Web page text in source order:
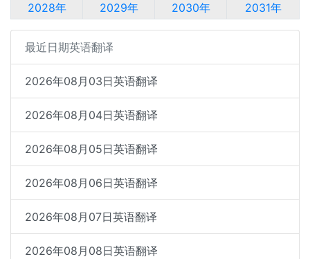
2028年
2029年 2030年 2031年
最近日期英语翻译
2026年08月03日英语翻译
2026年08月04日英语翻译
2026年08月05日英语翻译
2026年08月06日英语翻译
2026年08月07日英语翻译
2026年08月08日英语翻译